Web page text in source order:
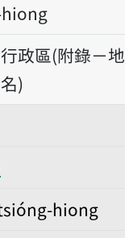
政區(附錄－
)
hiong